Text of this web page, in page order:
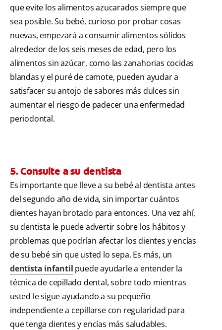
que evite los alimentos azucarados siempre que
sea posible. Su bebé, curioso por probar cosas
nuevas, empezará a consumir alimentos sólidos
alrededor de los seis meses de edad, pero los
alimentos sin azúcar, como las zanahorias cocidas
blandas y el puré de camote, pueden ayudar a
satisfacer su antojo de sabores más dulces sin
aumentar el riesgo de padecer una enfermedad
periodontal.
5. Consulte a su dentista
Es importante que lleve a su bebé al dentista antes
del segundo año de vida, sin importar cuántos
dientes hayan brotado para entonces. Una vez ahí,
su dentista le puede advertir sobre los hábitos y
problemas que podrían afectar los dientes y encías
de su bebé sin que usted lo sepa. Es más, un
dentista infantil puede ayudarle a entender la
técnica de cepillado dental, sobre todo mientras
usted le sigue ayudando a su pequeño
independiente a cepillarse con regularidad para
que tenga dientes y encías más saludables.